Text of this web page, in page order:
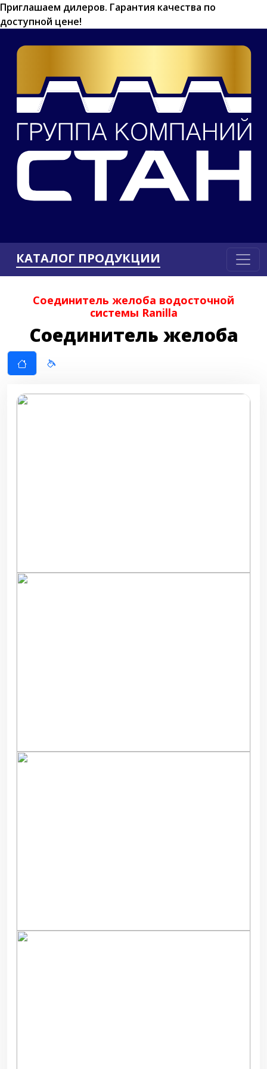
Приглашаем дилеров. Гарантия качества по
доступной цене!
КАТАЛОГ ПРОДУКЦИИ
Соединитель желоба водосточной
системы Ranilla
Соединитель желоба